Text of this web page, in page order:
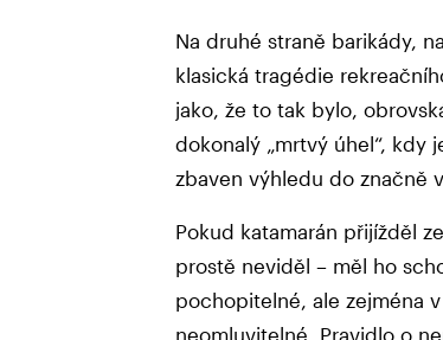
Na druhé straně barikády,
klasická tragédie
jako, že to tak bylo,
dokonalý „mrtvý úhel“, kdy
zbaven výhledu do značně
Pokud katamarán přijížděl
prostě neviděl – měl ho
pochopitelné, ale zejména
neomluvitelné. Pravidlo o